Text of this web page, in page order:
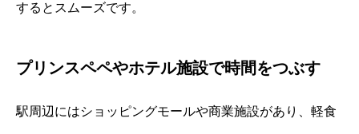
するとスムーズです。
プリンスペペやホテル施設で時間をつぶす
駅周辺にはショッピングモールや商業施設があり、軽食